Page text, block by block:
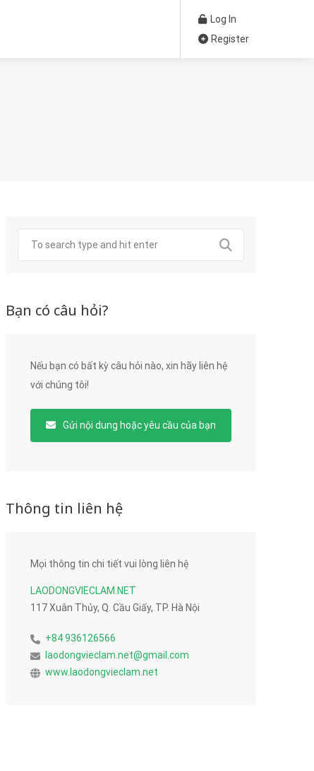
Log In
Register
Bạn có câu hỏi?
Nếu bạn có bất kỳ câu hỏi nào, xin hãy liên hệ
với chúng tôi!
Gửi nội dung hoặc yêu cầu của bạn
Thông tin liên hệ
Mọi thông tin chi tiết vui lòng liên hệ
LAODONGVIECLAM.NET
117 Xuân Thủy, Q. Cầu Giấy, TP. Hà Nội
+84 936126566
laodongvieclam.net@gmail.com
www.laodongvieclam.net